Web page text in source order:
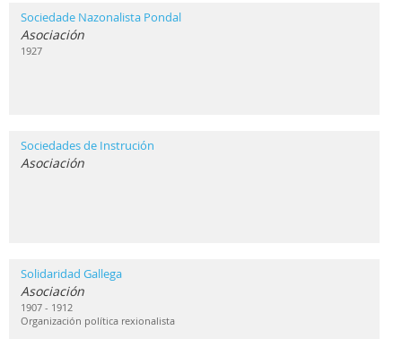
Sociedade Nazonalista Pondal
Asociación
1927
Sociedades de Instrución
Asociación
Solidaridad Gallega
Asociación
1907 - 1912
Organización política rexionalista